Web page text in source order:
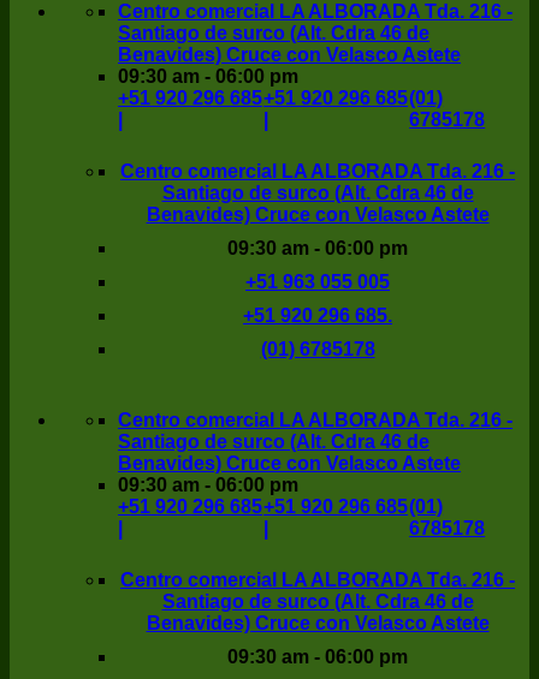
Centro comercial LA ALBORADA Tda. 216 -
Santiago de surco (Alt. Cdra 46 de
Benavides) Cruce con Velasco Astete
09:30 am - 06:00 pm
+51 920 296 685+51 920 296 685(01)
6785178
Centro comercial LA ALBORADA Tda. 216 -
Santiago de surco (Alt. Cdra 46 de
Benavides) Cruce con Velasco Astete
09:30 am - 06:00 pm
+51 963 055 005
+51 920 296 685.
(01) 6785178
Centro comercial LA ALBORADA Tda. 216 -
Santiago de surco (Alt. Cdra 46 de
Benavides) Cruce con Velasco Astete
09:30 am - 06:00 pm
+51 920 296 685+51 920 296 685(01)
6785178
Centro comercial LA ALBORADA Tda. 216 -
Santiago de surco (Alt. Cdra 46 de
Benavides) Cruce con Velasco Astete
09:30 am - 06:00 pm